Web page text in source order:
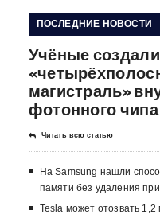
ПОСЛЕДНИЕ НОВОСТИ
Учёные создали
магистраль»
фотонного чипа
Читать всю статью
На Samsung нашли
памяти без удаления
Tesla может отозвать